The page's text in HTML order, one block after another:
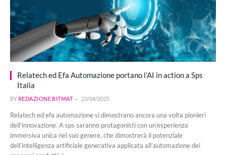
Relatech ed Efa Automazione portano l’AI in action a Sps
Italia
BY REDAZIONE BITMAT 23/04/2025
Relatech ed efa automazione si dimostrano ancora una volta pionieri
dell’innovazione. A sps saranno protagonisti con un’esperienza
immersiva unica nel suo genere, che dimostrerà il potenziale
dell’intelligenza artificiale generativa applicata all’automazione dei